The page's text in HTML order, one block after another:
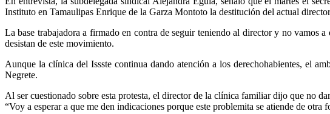
Instituto en Tamaulipas Enrique de la Garza Montoto la destitución del actual
La base trabajadora a firmado en contra de seguir teniendo al director y no vamos a
desistan de este movimiento.
Aunque la clínica del Issste continua dando atención a los derechohabientes, el
Negrete.
Al ser cuestionado sobre esta protesta, el director de la clínica familiar dijo que no
“Voy a esperar a que me den indicaciones porque este problemita se atiende de otra